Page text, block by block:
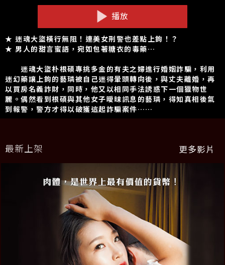
播放
★ 迷魂大盜橫行無阻！連美女刑警也差點上鉤！？
★ 男人的甜言蜜語，宛如包著糖衣的毒藥…
迷魂大盜朴根碩專挑多金的有夫之婦進行婚姻詐騙，利用
迷幻藥讓上鉤的藝璘被自己迷得暈頭轉向後，與丈夫離婚，再
以買房名義詐財，同時，他又以相同手法誘惑下一個獵物世
麗。偶然看到根碩與其他女子曖昧訊息的藝璘，得知真相後氣
到報警，警方才得以破獲這起詐騙案件……
最新上架 更多影片